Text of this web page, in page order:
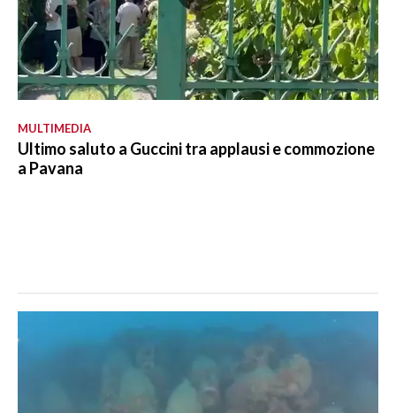
MULTIMEDIA
Ultimo saluto a Guccini tra applausi e commozione
a Pavana